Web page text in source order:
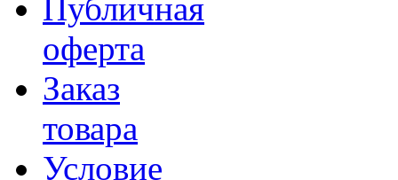
Публичная
оферта
Заказ
товара
Условие